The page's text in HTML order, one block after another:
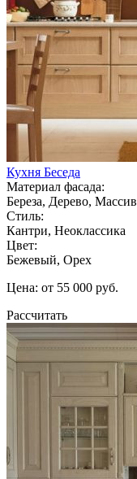
Кухня Беседа
Материал фасада:
Береза, Дерево, Массив
Стиль:
Кантри, Неоклассика
Цвет:
Бежевый, Орех
Цена: от 55 000 руб.
Рассчитать